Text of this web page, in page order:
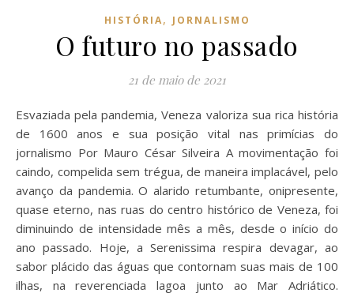
HISTÓRIA, JORNALISMO
O futuro no passado
21 de maio de 2021
Esvaziada pela pandemia, Veneza valoriza sua rica história
de 1600 anos e sua posição vital nas primícias do
jornalismo Por Mauro César Silveira A movimentação foi
caindo, compelida sem trégua, de maneira implacável, pelo
avanço da pandemia. O alarido retumbante, onipresente,
quase eterno, nas ruas do centro histórico de Veneza, foi
diminuindo de intensidade mês a mês, desde o início do
ano passado. Hoje, a Serenissima respira devagar, ao
sabor plácido das águas que contornam suas mais de 100
ilhas, na reverenciada lagoa junto ao Mar Adriático.